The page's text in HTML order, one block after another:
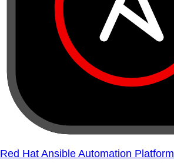
Red Hat Ansible Automation Platform